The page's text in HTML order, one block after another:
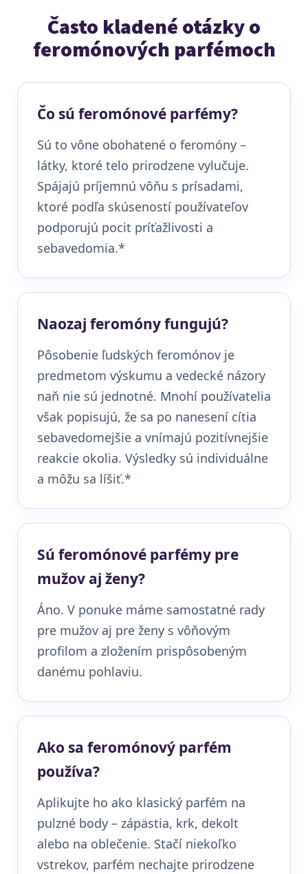
Často kladené otázky o
feromónových parfémoch
Čo sú feromónové parfémy?
Sú to vône obohatené o feromóny –
látky, ktoré telo prirodzene vylučuje.
Spájajú príjemnú vôňu s prísadami,
ktoré podľa skúseností používateľov
podporujú pocit príťažlivosti a
sebavedomia.*
Naozaj feromóny fungujú?
Pôsobenie ľudských feromónov je
predmetom výskumu a vedecké názory
naň nie sú jednotné. Mnohí používatelia
však popisujú, že sa po nanesení cítia
sebavedomejšie a vnímajú pozitívnejšie
reakcie okolia. Výsledky sú individuálne
a môžu sa líšiť.*
Sú feromónové parfémy pre
mužov aj ženy?
Áno. V ponuke máme samostatné rady
pre mužov aj pre ženy s vôňovým
profilom a zložením prispôsobeným
danému pohlaviu.
Ako sa feromónový parfém
používa?
Aplikujte ho ako klasický parfém na
pulzné body – zápästia, krk, dekolt
alebo na oblečenie. Stačí niekoľko
vstrekov, parfém nechajte prirodzene